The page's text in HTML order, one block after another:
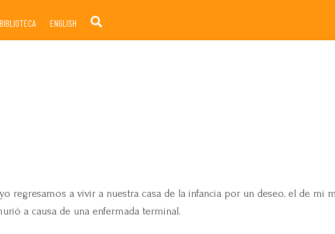
BIBLIOTECA ENGLISH
regresamos a vivir a nuestra casa de la infancia por un deseo, el de mi
a causa de una enfermada terminal.